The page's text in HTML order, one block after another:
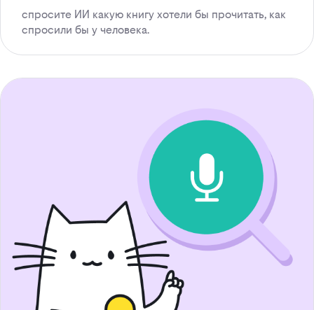
спросите ИИ какую книгу хотели бы прочитать, как
спросили бы у человека.